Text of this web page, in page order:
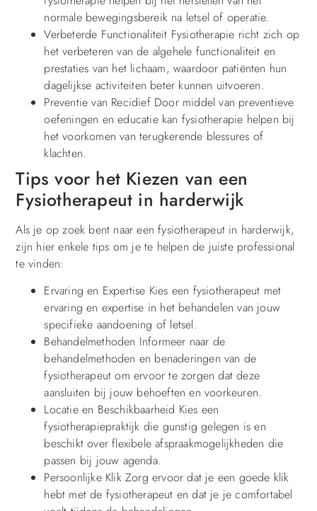
normale bewegingsbereik na letsel of operatie.
Verbeterde Functionaliteit Fysiotherapie richt zich op
het verbeteren van de algehele functionaliteit en
prestaties van het lichaam, waardoor patiënten hun
dagelijkse activiteiten beter kunnen uitvoeren.
Preventie van Recidief Door middel van preventieve
oefeningen en educatie kan fysiotherapie helpen bij
het voorkomen van terugkerende blessures of
klachten.
Tips voor het Kiezen van een
Fysiotherapeut in harderwijk
Als je op zoek bent naar een fysiotherapeut in harderwijk,
zijn hier enkele tips om je te helpen de juiste professional
te vinden:
Ervaring en Expertise Kies een fysiotherapeut met
ervaring en expertise in het behandelen van jouw
specifieke aandoening of letsel.
Behandelmethoden Informeer naar de
behandelmethoden en benaderingen van de
fysiotherapeut om ervoor te zorgen dat deze
aansluiten bij jouw behoeften en voorkeuren.
Locatie en Beschikbaarheid Kies een
fysiotherapiepraktijk die gunstig gelegen is en
beschikt over flexibele afspraakmogelijkheden die
passen bij jouw agenda.
Persoonlijke Klik Zorg ervoor dat je een goede klik
hebt met de fysiotherapeut en dat je je comfortabel